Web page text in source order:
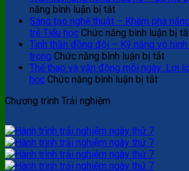
năng bình luận bị tắtở
Thời
tiết
nắng
nóng
mùa
hè
phải
làm
sao?
Sáng tạo nghệ thuật – Khám phá
trẻ Tiểu học Chức năng bình luận bị
Tinh thần đồng đội – Kỹ năng vô
trọng Chức năng bình luận bị tắtở
Tinh
Thể thao và vận động mỗi ngày: Lợi
học Chức năng bình luận bị tắtở
Chương trình Trải nghiệm